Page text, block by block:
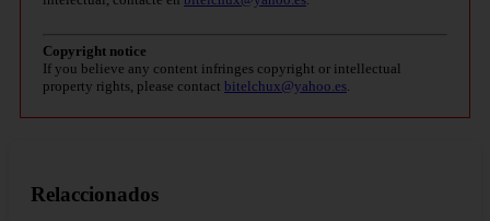
Copyright notice
If you believe any content infringes copyright or intellectual
property rights, please contact bitelchux@yahoo.es.
Relaccionados